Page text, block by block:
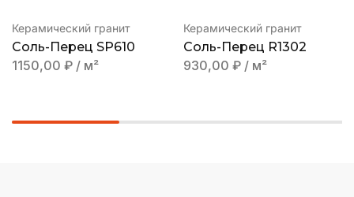
Керамический гранит
Соль-Перец SP610
1150,00 ₽ / м²
Керамический гранит
Соль-Перец R1302
930,00 ₽ / м²